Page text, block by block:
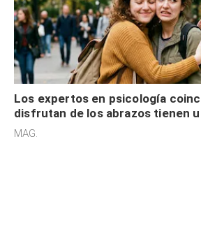
Los expertos en psicología
disfrutan de los abrazos tienen
sensibilidad a los estímulos
MAG.